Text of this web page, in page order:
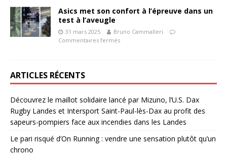
Asics met son confort à l’épreuve dans un
test à l’aveugle
31 mars 2025
Bruno Cammalleri
Commentaires fermés
ARTICLES RÉCENTS
Découvrez le maillot solidaire lancé par Mizuno, l’U.S. Dax
Rugby Landes et Intersport Saint-Paul-lès-Dax au profit des
sapeurs-pompiers face aux incendies dans les Landes
Le pari risqué d’On Running : vendre une sensation plutôt qu’un
chrono